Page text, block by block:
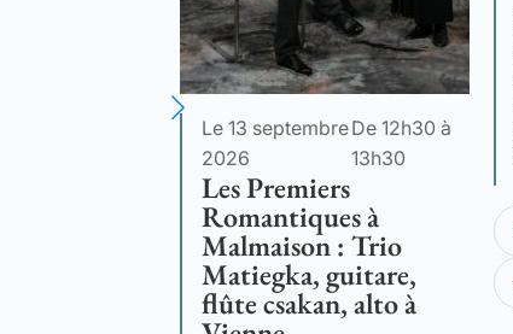
Le 13 septembre
2026
De 12h30 à
13h30
Les Premiers
Romantiques à
Malmaison : Trio
Matiegka, guitare,
flûte csakan, alto à